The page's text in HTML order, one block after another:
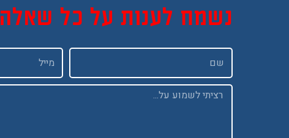
נשמח לענות על כל שאלה
שם Email
Message